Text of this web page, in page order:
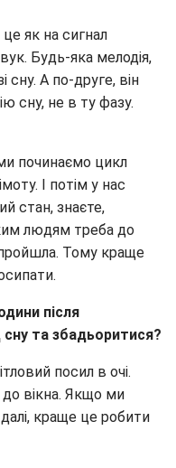
як на сигнал
Будь-яка мелодія,
сну. А по-друге, він
сну, не в ту фазу.
починаємо цикл
І потім у нас
стан, знаєте,
людям треба до
пройшла. Тому краще
після
та збадьоритися?
посил в очі.
вікна. Якщо ми
краще це робити